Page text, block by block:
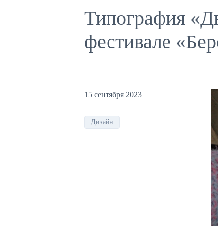
Типография
фестивале
15 сентября 2023
Дизайн